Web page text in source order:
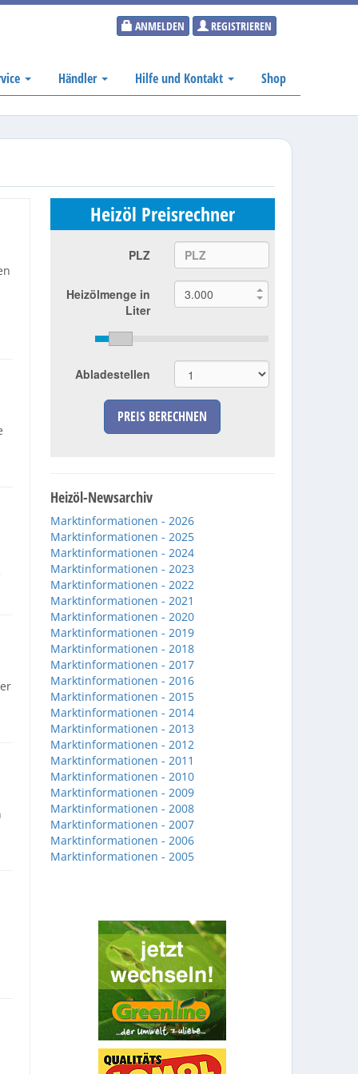
ANMELDEN REGISTRIEREN
Händler Hilfe und Kontakt Shop
Heizöl Preisrechner
PLZ
Heizölmenge in
Liter
Abladestellen
PREIS BERECHNEN
Heizöl-Newsarchiv
Marktinformationen - 2026
Marktinformationen - 2025
Marktinformationen - 2024
Marktinformationen - 2023
Marktinformationen - 2022
Marktinformationen - 2021
Marktinformationen - 2020
Marktinformationen - 2019
Marktinformationen - 2018
Marktinformationen - 2017
Marktinformationen - 2016
Marktinformationen - 2015
Marktinformationen - 2014
Marktinformationen - 2013
Marktinformationen - 2012
Marktinformationen - 2011
Marktinformationen - 2010
Marktinformationen - 2009
Marktinformationen - 2008
Marktinformationen - 2007
Marktinformationen - 2006
Marktinformationen - 2005